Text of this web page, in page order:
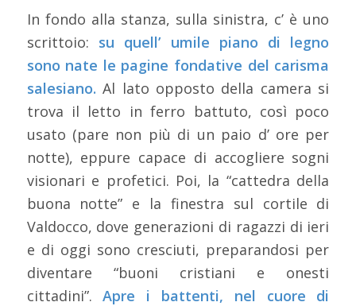
In fondo alla stanza, sulla sinistra, c’ è uno
scrittoio: su quell’ umile piano di legno
sono nate le pagine fondative del carisma
salesiano. Al lato opposto della camera si
trova il letto in ferro battuto, così poco
usato (pare non più di un paio d’ ore per
notte), eppure capace di accogliere sogni
visionari e profetici. Poi, la “cattedra della
buona notte” e la finestra sul cortile di
Valdocco, dove generazioni di ragazzi di ieri
e di oggi sono cresciuti, preparandosi per
diventare “buoni cristiani e onesti
cittadini”.Apre i battenti, nel cuore di